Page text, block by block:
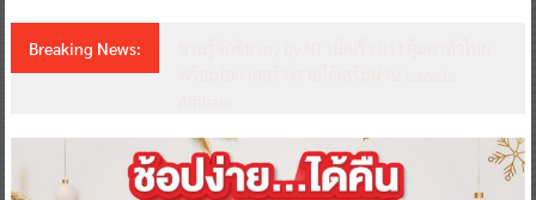
Breaking News: